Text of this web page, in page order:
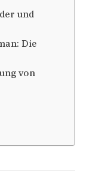
und
Die
von